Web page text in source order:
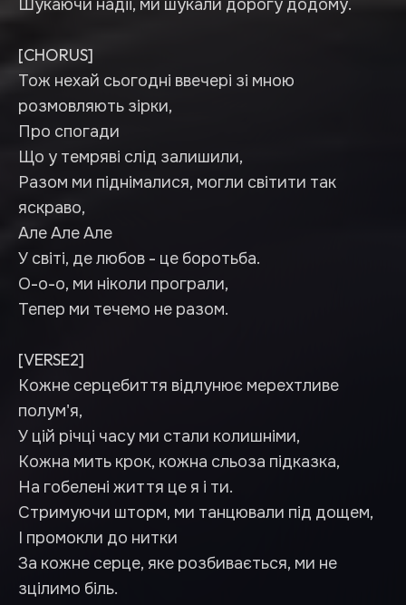
[CHORUS]
Тож нехай сьогодні ввечері зі мною
розмовляють зірки,
Про спогади
Що у темряві слід залишили,
Разом ми піднімалися, могли світити так
яскраво,
Але Але Але
У світі, де любов - це боротьба.
О-о-о, ми ніколи програли,
Тепер ми течемо не разом.
[VERSE2]
Кожне серцебиття відлунює мерехтливе
полум'я,
У цій річці часу ми стали колишніми,
Кожна мить крок, кожна сльоза підказка,
На гобелені життя це я і ти.
Стримуючи шторм, ми танцювали під дощем,
І промокли до нитки
За кожне серце, яке розбивається, ми не
зцілимо біль.